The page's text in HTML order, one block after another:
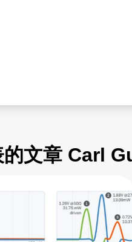
的文章 Carl